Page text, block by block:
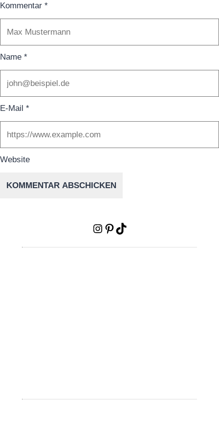
Kommentar *
Name *
E-Mail *
Website
Instagram
Pinterest
TikTok